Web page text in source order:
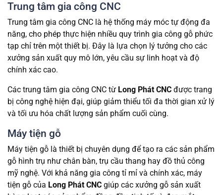
Trung tâm gia công CNC
Trung tâm gia công CNC là hệ thống máy móc tự động đa
năng, cho phép thực hiện nhiều quy trình gia công gỗ phức
tạp chỉ trên một thiết bị. Đây là lựa chọn lý tưởng cho các
xưởng sản xuất quy mô lớn, yêu cầu sự linh hoạt và độ
chính xác cao.
Các trung tâm gia công CNC từ Long Phát CNC được trang
bị công nghệ hiện đại, giúp giảm thiểu tối đa thời gian xử lý
và tối ưu hóa chất lượng sản phẩm cuối cùng.
Máy tiện gỗ
Máy tiện gỗ là thiết bị chuyên dụng để tạo ra các sản phẩm
gỗ hình trụ như chân bàn, trụ cầu thang hay đồ thủ công
mỹ nghệ. Với khả năng gia công tỉ mỉ và chính xác, máy
tiện gỗ của Long Phát CNC giúp các xưởng gỗ sản xuất